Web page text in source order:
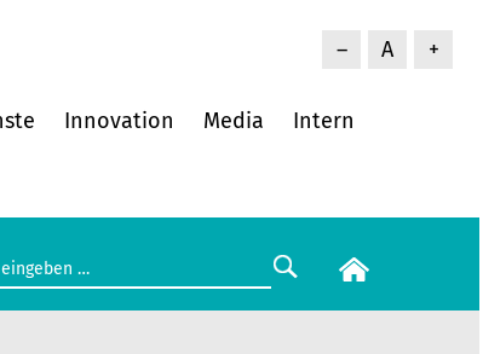
– A +
Innovation Media Intern